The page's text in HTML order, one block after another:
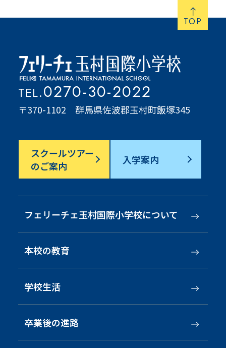
TOP
TEL.0270-30-2022
〒370-1102 群馬県佐波郡玉村町飯塚345
フェリーチェ玉村国際小学校について
本校の教育
学校生活
卒業後の進路
スクールツアー
のご案内
入学案内